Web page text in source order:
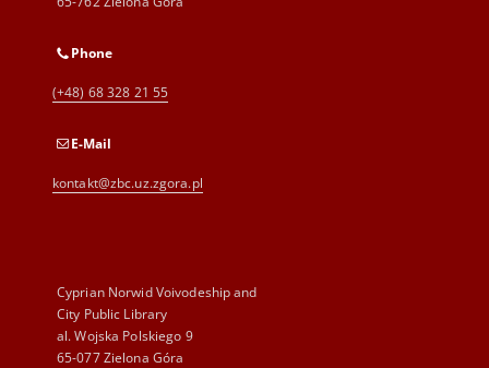
Phone
(+48) 68 328 21 55
E-Mail
kontakt@zbc.uz.zgora.pl
Cyprian Norwid Voivodeship and
City Public Library
al. Wojska Polskiego 9
65-077 Zielona Góra